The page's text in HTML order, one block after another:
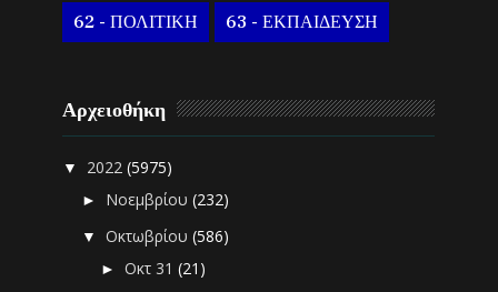
62 - ΠΟΛΙΤΙΚΗ 63 - ΕΚΠΑΙΔΕΥΣΗ
Αρχειοθήκη
▼ 2022(5975)
► Νοεμβρίου(232)
▼Οκτωβρίου(586)
►Οκτ 31(21)